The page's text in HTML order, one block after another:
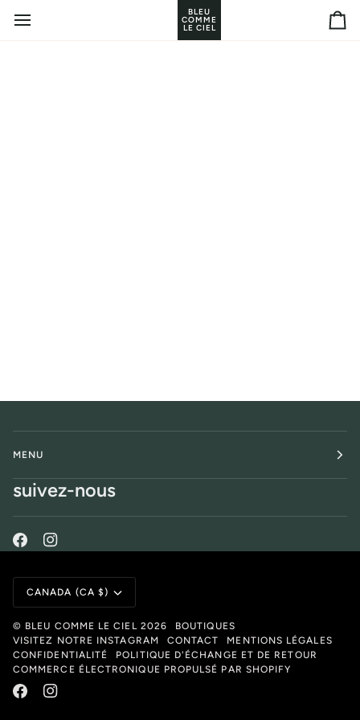
contenu
BLEU
COMME
LE CIEL
MENU
suivez-nous
Monnaie
CANADA (CA $)
© BLEU COMME LE CIEL2026
BOUTIQUES
VISITEZ NOTRE INSTAGRAM
CONTACT
MENTIONS LÉGALES
CONFIDENTIALITÉ
POLITIQUE D'ÉCHANGE ET DE RETOUR
COMMERCE ÉLECTRONIQUE PROPULSÉ PAR SHOPIFY